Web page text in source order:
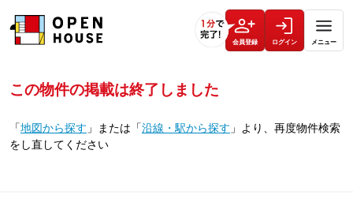
会員登録 ログイン メニュー
この物件の掲載は終了しました
「地図から探す 」 または 「沿線・駅から探す 」 より、再度物件検索
をし直してください